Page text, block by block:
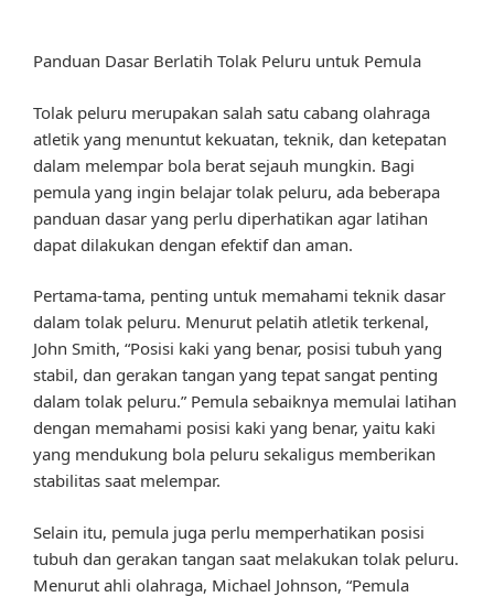
Panduan Dasar Berlatih Tolak Peluru untuk Pemula
Tolak peluru merupakan salah satu cabang olahraga
atletik yang menuntut kekuatan, teknik, dan ketepatan
dalam melempar bola berat sejauh mungkin. Bagi
pemula yang ingin belajar tolak peluru, ada beberapa
panduan dasar yang perlu diperhatikan agar latihan
dapat dilakukan dengan efektif dan aman.
Pertama-tama, penting untuk memahami teknik dasar
dalam tolak peluru. Menurut pelatih atletik terkenal,
John Smith, “Posisi kaki yang benar, posisi tubuh yang
stabil, dan gerakan tangan yang tepat sangat penting
dalam tolak peluru.” Pemula sebaiknya memulai latihan
dengan memahami posisi kaki yang benar, yaitu kaki
yang mendukung bola peluru sekaligus memberikan
stabilitas saat melempar.
Selain itu, pemula juga perlu memperhatikan posisi
tubuh dan gerakan tangan saat melakukan tolak peluru.
Menurut ahli olahraga, Michael Johnson, “Pemula